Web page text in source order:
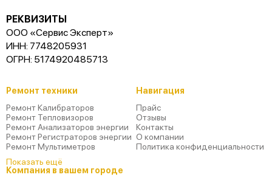
РЕКВИЗИТЫ
ООО «Сервис Эксперт»
ИНН: 7748205931
ОГРН: 5174920485713
Ремонт техники
Ремонт Калибраторов
Ремонт Тепловизоров
Ремонт Анализаторов энергии
Ремонт Регистраторов энергии
Ремонт Мультиметров
Показать ещё
Компания в вашем городе
Навигация
Прайс
Отзывы
Контакты
О компании
Политика конфиденциальности